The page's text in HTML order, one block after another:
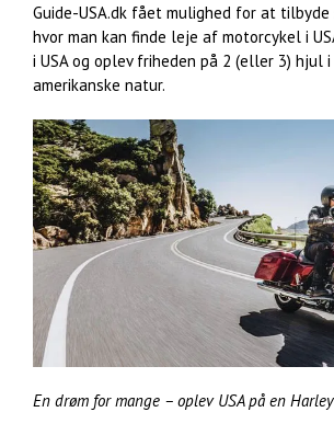
Guide-USA.dk fået mulighed for at tilbyde
hvor man kan finde leje af motorcykel i
i USA og oplev friheden på 2 (eller 3) hjul
amerikanske natur.
En drøm for mange – oplev USA på en